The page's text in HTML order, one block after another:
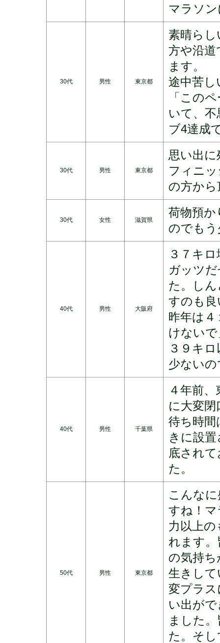
マラソ
30代 男性 東京都
素晴ら
方や沿
ます。
途中苦し
「この
いて、
ブ4達成
30代 男性 東京都
思い出
フィニ
の方か
30代 女性 滋賀県
荷物預か
のでも
40代 男性 大阪府
３７キ
ガッツ
た。し
すのも
昨年は４
けない
３９キ
少ない
40代 男性 千葉県
４年前
に大変
待ち時間
きに設
底され
た。
50代 男性 東京都
こんな
すね！
力以上
れます。
の気持
生きし
変プラ
い出が
ました
た。そ